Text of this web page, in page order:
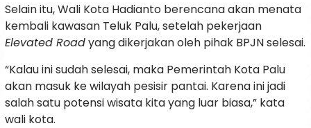
Selain itu, Wali Kota Hadianto berencana akan menata
kembali kawasan Teluk Palu, setelah pekerjaan
Elevated Roadyang dikerjakan oleh pihak BPJN selesai.
“Kalau ini sudah selesai, maka Pemerintah Kota Palu
akan masuk ke wilayah pesisir pantai. Karena ini jadi
salah satu potensi wisata kita yang luar biasa,” kata
wali kota.